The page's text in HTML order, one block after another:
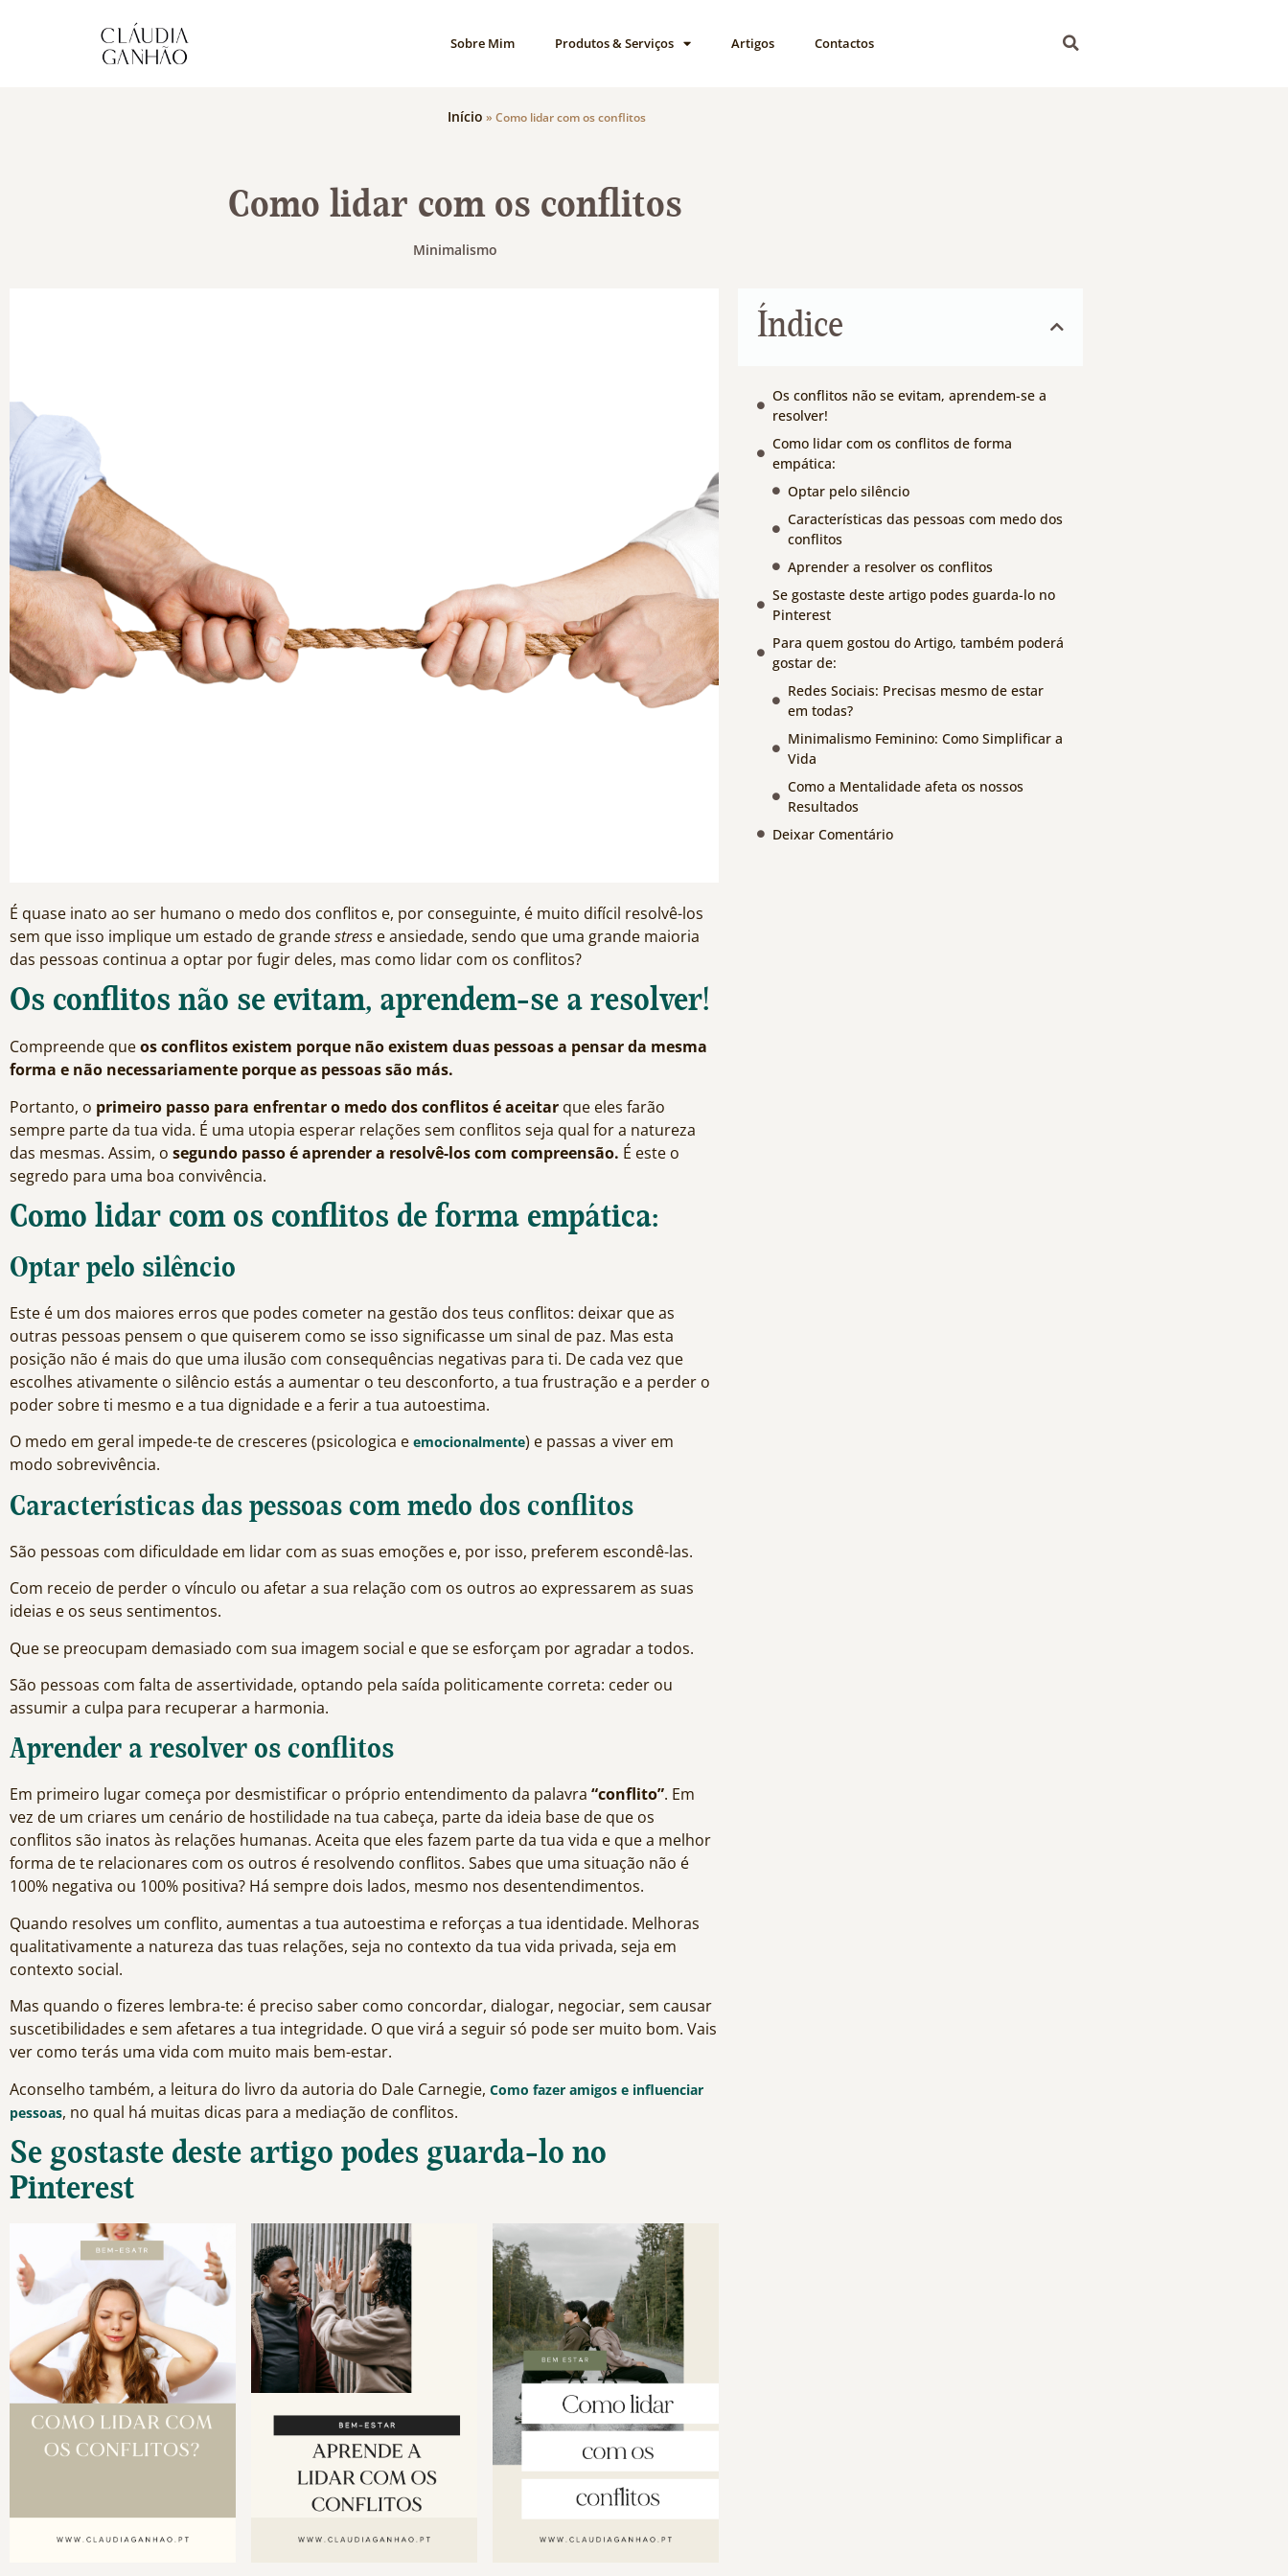
Sobre Mim Produtos & Serviços Artigos Contactos
Início » Como lidar com os conflitos
Como lidar com os conflitos
Minimalismo
É quase inato ao ser humano o medo dos conflitos e, por conseguinte, é muito difícil resolvê-los
sem que isso implique um estado de grandestress e ansiedade, sendo que uma grande maioria
das pessoas continua a optar por fugir deles, mas como lidar com os conflitos?
Os conflitos não se evitam, aprendem-se a resolver!
Compreende queos conflitos existem porque não existem duas pessoas a pensar da mesma
forma e não necessariamente porque as pessoas são más.
Portanto, o primeiro passo para enfrentar o medo dos conflitos é aceitar que eles farão
sempre parte da tua vida. É uma utopia esperar relações sem conflitos seja qual for a natureza
das mesmas. Assim, o segundo passo é aprender a resolvê-los com compreensão. É este o
segredo para uma boa convivência.
Como lidar com os conflitos de forma empática:
Optar pelo silêncio
Este é um dos maiores erros que podes cometer na gestão dos teus conflitos: deixar que as
outras pessoas pensem o que quiserem como se isso significasse um sinal de paz. Mas esta
posição não é mais do que uma ilusão com consequências negativas para ti. De cada vez que
escolhes ativamente o silêncio estás a aumentar o teu desconforto, a tua frustração e a perder o
poder sobre ti mesmo e a tua dignidade e a ferir a tua autoestima.
O medo em geral impede-te de cresceres (psicologica e emocionalmente) e passas a viver em
modo sobrevivência.
Características das pessoas com medo dos conflitos
São pessoas com dificuldade em lidar com as suas emoções e, por isso, preferem escondê-las.
Com receio de perder o vínculo ou afetar a sua relação com os outros ao expressarem as suas
ideias e os seus sentimentos.
Que se preocupam demasiado com sua imagem social e que se esforçam por agradar a todos.
São pessoas com falta de assertividade, optando pela saída politicamente correta: ceder ou
assumir a culpa para recuperar a harmonia.
Aprender a resolver os conflitos
Em primeiro lugar começa por desmistificar o próprio entendimento da palavra “conflito”. Em
vez de um criares um cenário de hostilidade na tua cabeça, parte da ideia base de que os
conflitos são inatos às relações humanas. Aceita que eles fazem parte da tua vida e que a melhor
forma de te relacionares com os outros é resolvendo conflitos. Sabes que uma situação não é
100% negativa ou 100% positiva? Há sempre dois lados, mesmo nos desentendimentos.
Quando resolves um conflito, aumentas a tua autoestima e reforças a tua identidade. Melhoras
qualitativamente a natureza das tuas relações, seja no contexto da tua vida privada, seja em
contexto social.
Mas quando o fizeres lembra-te: é preciso saber como concordar, dialogar, negociar, sem causar
suscetibilidades e sem afetares a tua integridade. O que virá a seguir só pode ser muito bom. Vais
ver como terás uma vida com muito mais bem-estar.
Aconselho também, a leitura do livro da autoria do Dale Carnegie, Como fazer amigos e influenciar
pessoas, no qual há muitas dicas para a mediação de conflitos.
Se gostaste deste artigo podes guarda-lo no
Pinterest
Índice
Os conflitos não se evitam, aprendem-se a
resolver!
Como lidar com os conflitos de forma
empática:
Optar pelo silêncio
Características das pessoas com medo dos
conflitos
Aprender a resolver os conflitos
Se gostaste deste artigo podes guarda-lo no
Pinterest
Para quem gostou do Artigo, também poderá
gostar de:
Redes Sociais: Precisas mesmo de estar
em todas?
Minimalismo Feminino: Como Simplificar a
Vida
Como a Mentalidade afeta os nossos
Resultados
Deixar Comentário